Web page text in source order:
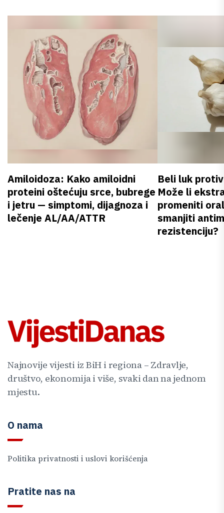
Amiloidoza: Kako amiloidni
proteini oštećuju srce, bubrege
i jetru — simptomi, dijagnoza i
lečenje AL/AA/ATTR
Beli luk
Može li
promeniti
smanjiti
rezistenciju?
Najnovije vijesti iz BiH i regiona – Zdravlje,
društvo, ekonomija i više, svaki dan na jednom
mjestu.
O nama
Politika privatnosti i uslovi korišćenja
Pratite nas na